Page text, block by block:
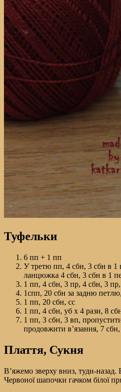
Туфельки
6 пп + 1 пп
У третю пп, 4 сбн, 3 сбн в 1
ланцюжка 4 сбн, 3 сбн в 1
1 пп, 4 сбн, 3 пр, 4 сбн, 3
1спп, 20 сбн за задню
1 пп, 20 сбн, сс
1 пп, 4 сбн, уб х 4 рази, 8
1 пп, 3 сбн, 3 вп,
продовжити в’язання, 7 сбн,
Плаття, Сукня
В’яжемо зверху вниз, туди-назад.
Червоної шапочки гачком білої